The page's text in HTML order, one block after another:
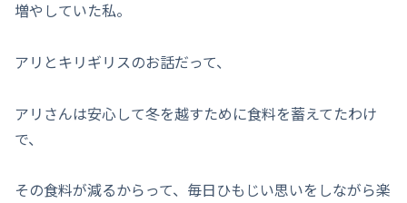
増やしていた私。
アリとキリギリスのお話だって、
アリさんは安心して冬を越すために食料を蓄えてたわけ
で、
その食料が減るからって、毎日ひもじい思いをしながら楽